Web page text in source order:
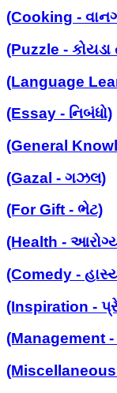
(Cooking -
(Puzzle -
(Language
(Essay - નિબંધો)
(General
(Gazal - ગઝલ)
(For Gift - ભેટ)
(Health -
(Comedy -
(Inspiration -
(Management
(Miscellaneous